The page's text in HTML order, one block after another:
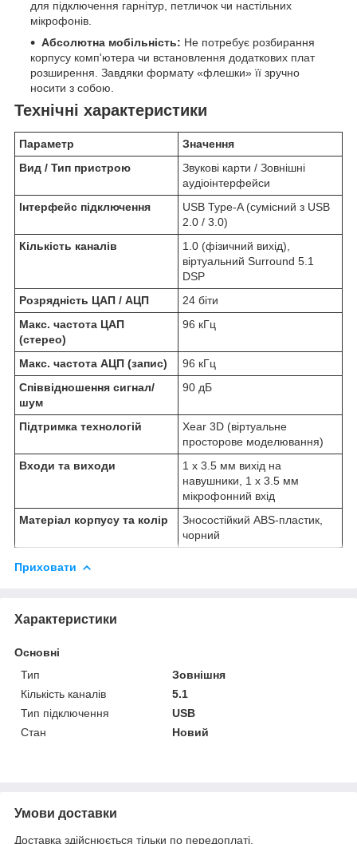
для підключення гарнітур, петличок чи настільних
мікрофонів.
Абсолютна мобільність: Не потребує розбирання
корпусу комп'ютера чи встановлення додаткових плат
розширення. Завдяки формату «флешки» її зручно
носити з собою.
Технічні характеристики
Параметр
Значення
Вид / Тип пристрою
Звукові карти / Зовнішні
аудіоінтерфейси
Інтерфейс підключення
USB Type-A (сумісний з USB
2.0 / 3.0)
Кількість каналів
1.0 (фізичний вихід),
віртуальний Surround 5.1
DSP
Розрядність ЦАП / АЦП
24 біти
Макс. частота ЦАП
(стерео)
96 кГц
Макс. частота АЦП (запис)
96 кГц
Співвідношення сигнал/
шум
90 дБ
Підтримка технологій
Xear 3D (віртуальне
просторове моделювання)
Входи та виходи
1 х 3.5 мм вихід на
навушники, 1 х 3.5 мм
мікрофонний вхід
Матеріал корпусу та колір
Зносостійкий ABS-пластик,
чорний
Приховати
Характеристики
Основні
Тип
Зовнішня
Кількість каналів
5.1
Тип підключення
USB
Стан
Новий
Умови доставки
Доставка здійснюється тільки по передоплаті.